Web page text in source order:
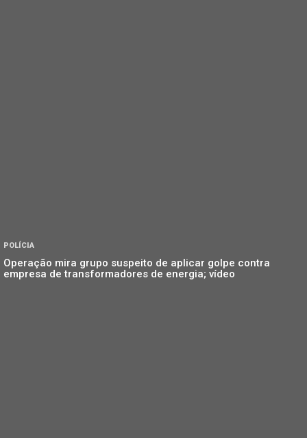
POLÍCIA
Operação mira grupo suspeito de aplicar golpe contra
empresa de transformadores de energia; vídeo